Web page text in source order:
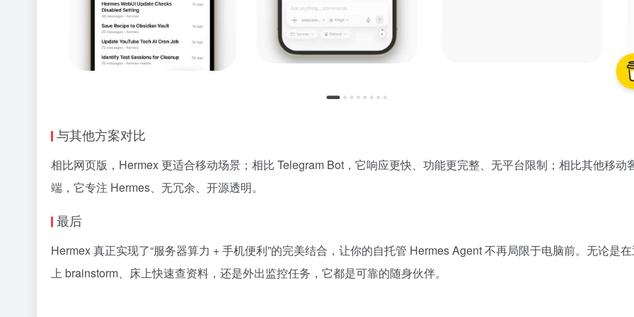
与其他方案对比
相比网页版，Hermex 更适合移动场景；相比 Telegram Bot，它响应更快、功能更完整、无平台限制；相比其他移动
端，它专注 Hermes、无冗余、开源透明。
最后
Hermex 真正实现了“服务器算力 + 手机便利”的完美结合，让你的自托管 Hermes Agent 不再局限于电脑前。无论是
上 brainstorm、床上快速查资料，还是外出监控任务，它都是可靠的随身伙伴。